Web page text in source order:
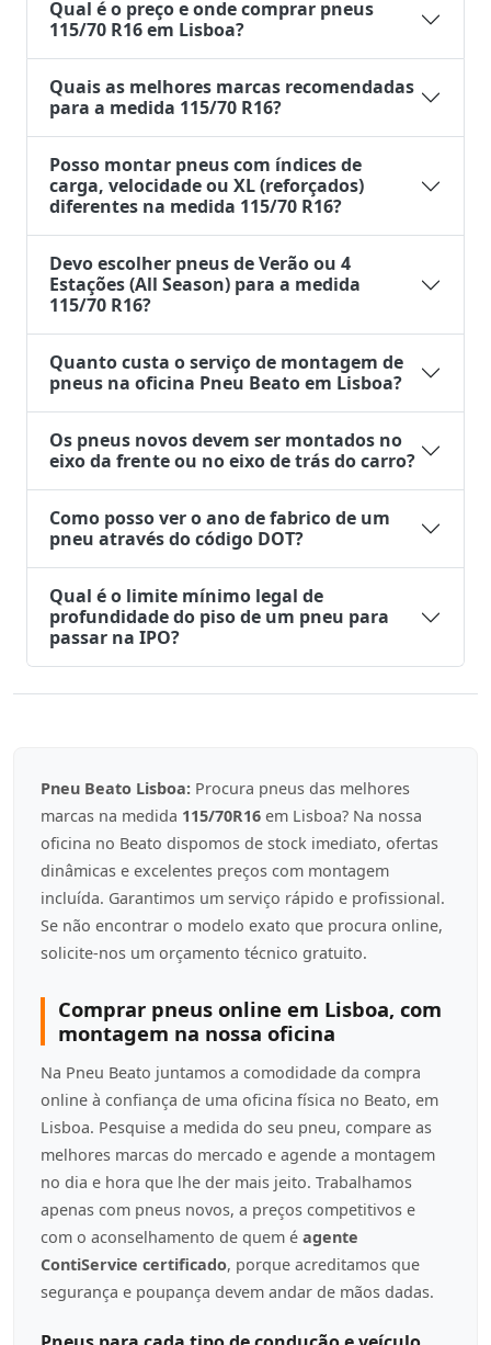
Qual é o preço e onde comprar pneus
115/70 R16 em Lisboa?
Quais as melhores marcas recomendadas
para a medida 115/70 R16?
Posso montar pneus com índices de
carga, velocidade ou XL (reforçados)
diferentes na medida 115/70 R16?
Devo escolher pneus de Verão ou 4
Estações (All Season) para a medida
115/70 R16?
Quanto custa o serviço de montagem de
pneus na oficina Pneu Beato em Lisboa?
Os pneus novos devem ser montados no
eixo da frente ou no eixo de trás do carro?
Como posso ver o ano de fabrico de um
pneu através do código DOT?
Qual é o limite mínimo legal de
profundidade do piso de um pneu para
passar na IPO?
Pneu Beato Lisboa: Procura pneus das melhores
marcas na medida 115/70R16 em Lisboa? Na nossa
oficina no Beato dispomos de stock imediato, ofertas
dinâmicas e excelentes preços com montagem
incluída. Garantimos um serviço rápido e profissional.
Se não encontrar o modelo exato que procura online,
solicite-nos um orçamento técnico gratuito.
Comprar pneus online em Lisboa, com
montagem na nossa oficina
Na Pneu Beato juntamos a comodidade da compra
online à confiança de uma oficina física no Beato, em
Lisboa. Pesquise a medida do seu pneu, compare as
melhores marcas do mercado e agende a montagem
no dia e hora que lhe der mais jeito. Trabalhamos
apenas com pneus novos, a preços competitivos e
com o aconselhamento de quem é agente
ContiService certificado, porque acreditamos que
segurança e poupança devem andar de mãos dadas.